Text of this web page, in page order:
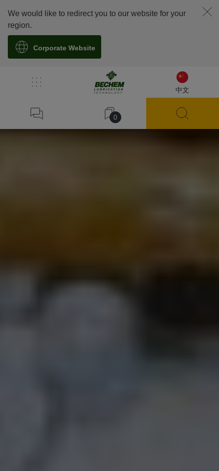
中文
0
We would like to redirect you to our website for your
region.
Corporate Website